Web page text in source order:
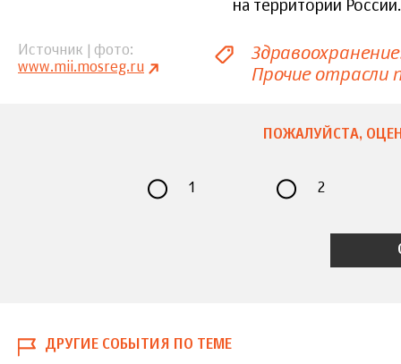
на территории России.
Источник | фото
www.mii.mosreg.ru
Прочие отрасли
ПОЖАЛУЙСТА,
1 2
ДРУГИЕ СОБЫТИЯ ПО ТЕМЕ